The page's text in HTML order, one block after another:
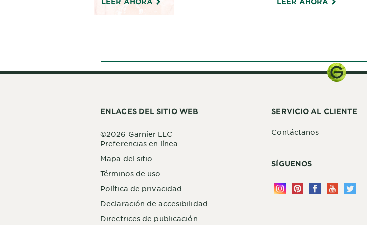
ENLACES DEL SITIO WEB
Preferencias en línea
Mapa del sitio
Términos de uso
Política de privacidad
Declaración de accesibilidad
Directrices de publicación
©2026 Garnier LLC
SERVICIO AL CLIENTE
Contáctanos
SÍGUENOS